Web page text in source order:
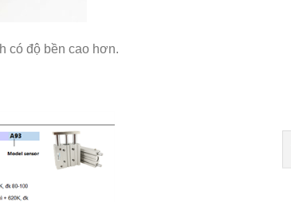
có độ bền cao hơn.